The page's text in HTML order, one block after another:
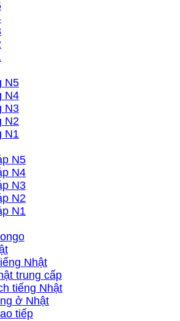
N5
N4
N3
N2
N1
N5
N4
N3
N2
N1
Nhật
trung cấp
tiếng Nhật
ở Nhật
tiếp